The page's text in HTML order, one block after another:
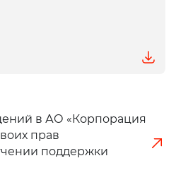
в АО «Корпорация
прав
поддержки